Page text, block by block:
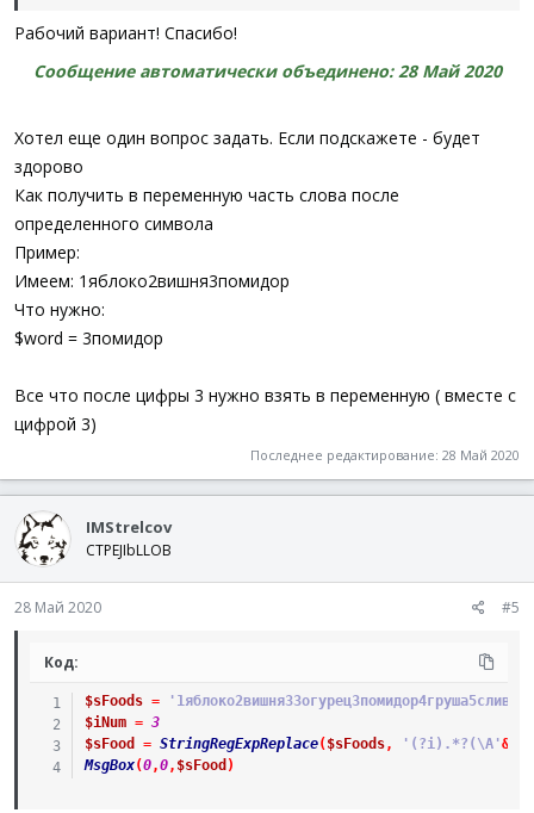
Func FoodsExists_
If $_sBasket[0] < 2 Then Return
0
EndFunc
или
Func FoodsExists_( $_sBaskets, $_sBasket, $_sFoods
$_iResult
EndFunc
Рабочий вариант! Спасибо!
Сообщение автоматически объединено:28 Май 2020
Хотел еще один вопрос задать. Если подскажете - будет
здорово
Как получить в переменную часть слова после
определенного символа
Пример:
Имеем: 1яблоко2вишня3помидор
Что нужно:
$word = 3помидор
Все что после цифры 3 нужно взять в переменную ( вместе с
цифрой 3)
Последнее редактирование: 28 Май 2020
IMStrelcov
CTPEJIbLLOB
28 Май 2020 #5
Код:
$sFoods =
$iNum = 3
$sFood
= StringRegExpReplace($sFoods, '(?i).*?(\A'&
MsgBox(0,0, $sFood )